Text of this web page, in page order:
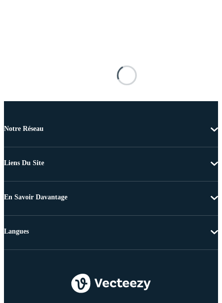
Notre Réseau
Liens Du Site
En Savoir Davantage
Langues